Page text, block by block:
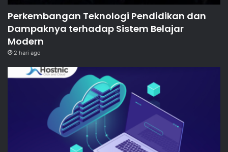
Perkembangan Teknologi Pendidikan dan
Dampaknya terhadap Sistem Belajar
Modern
2 hari ago